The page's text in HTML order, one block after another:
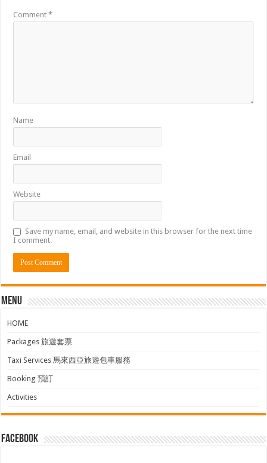
Comment*
Name
Email
Website
Save my name, email, and website in this browser for the next time
I comment.
Menu
HOME
Packages 旅遊套票
Taxi Services 馬來西亞旅遊包車服務
Booking 預訂
Activities
facebook